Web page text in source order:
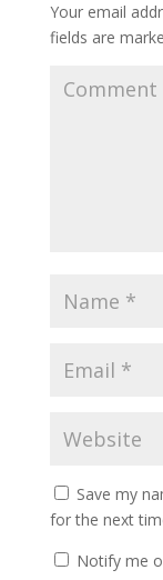
Your email
fields are
Save my
for the next
Notify me